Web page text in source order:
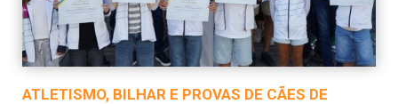
ATLETISMO, BILHAR E PROVAS DE CÃES DE